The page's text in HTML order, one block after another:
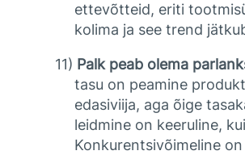
ettevõtteid, eriti
kolima ja see trend
11) Palk peab olema
tasu on peamine
edasiviija, aga õige
leidmine on keeruline,
Konkurentsivõimeline on